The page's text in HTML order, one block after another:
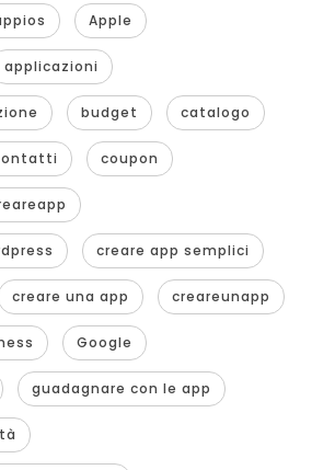
Apple
applicazioni
budget catalogo
coupon
creare app semplici
creare una app creareunapp
Google
guadagnare con le app